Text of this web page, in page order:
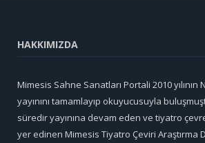
HAKKIMIZDA
Mimesis Sahne Sanatları Portali 2010 yılının
yayınını tamamlayıp okuyucusuyla
süredir yayınına devam eden ve tiyatro
yer edinen Mimesis Tiyatro Çeviri Araştırma